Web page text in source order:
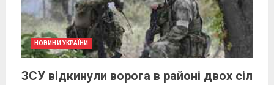
НОВИНИ УКРАЇНИ
ЗСУ відкинули ворога в районі двох сіл